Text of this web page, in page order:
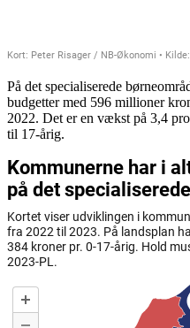
På det specialiserede
budgetter med 596 millioner
2022. Det er en vækst på 3,4
til 17-årig.